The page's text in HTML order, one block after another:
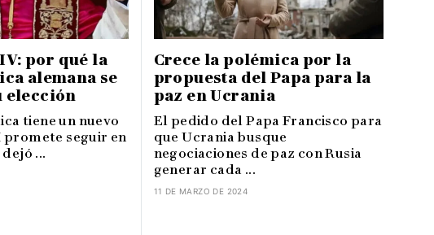
por qué la
alemana se
elección
tiene un nuevo
promete seguir en
...
Crece la polémica por la
propuesta del Papa para la
paz en Ucrania
El pedido del Papa Francisco para
que Ucrania busque
negociaciones de paz con Rusia
generar cada ...
11 DE MARZO DE 2024